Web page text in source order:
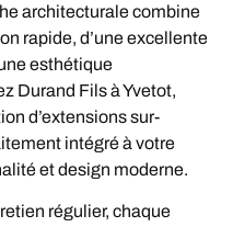
architecturale combine
rapide, d’une excellente
esthétique
Durand Fils à Yvetot,
d’extensions sur-
intégré à votre
et design moderne.
régulier, chaque